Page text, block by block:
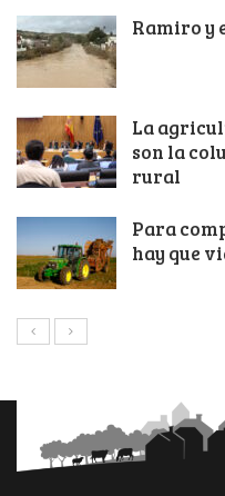
Ramiro y
La
son la
rural
Para
hay que